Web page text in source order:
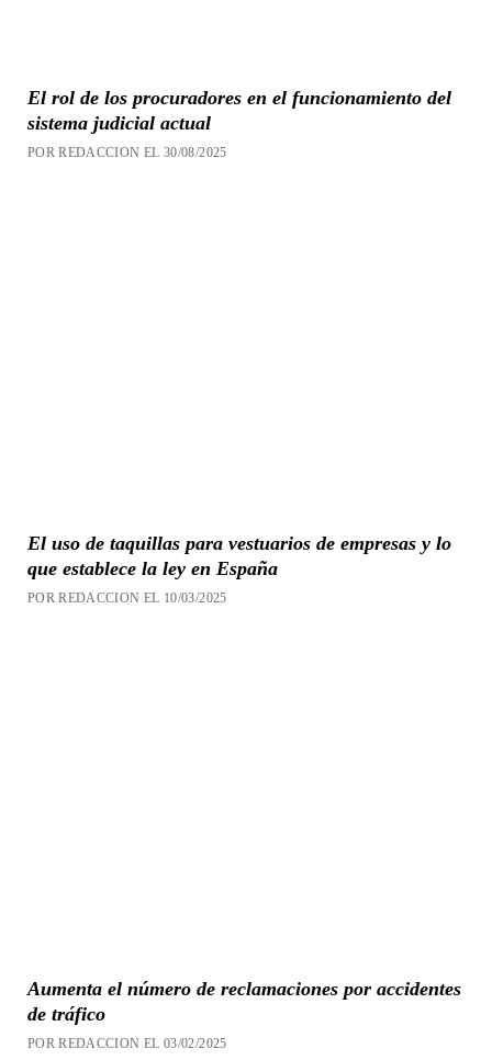
El rol de los procuradores en el funcionamiento del
sistema judicial actual
POR REDACCION EL 30/08/2025
El uso de taquillas para vestuarios de empresas y lo
que establece la ley en España
POR REDACCION EL 10/03/2025
Aumenta el número de reclamaciones por accidentes
de tráfico
POR REDACCION EL 03/02/2025